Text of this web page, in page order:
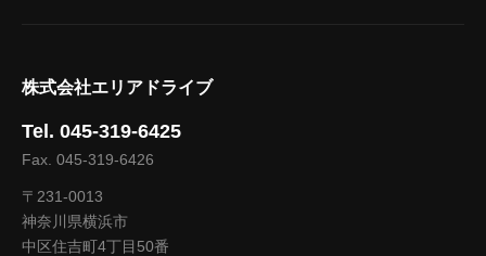
株式会社エリアドライブ
Tel. 045-319-6425
Fax. 045-319-6426
〒231-0013
神奈川県横浜市
中区住吉町4丁目50番